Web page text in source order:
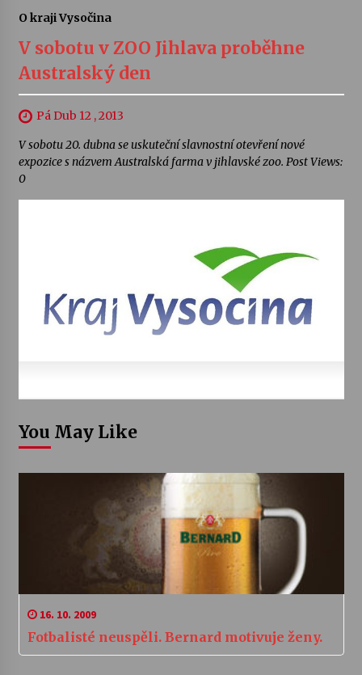
O kraji Vysočina
V sobotu v ZOO Jihlava proběhne
Australský den
Pá Dub 12 , 2013
V sobotu 20. dubna se uskuteční slavnostní otevření nové
expozice s názvem Australská farma v jihlavské zoo. Post Views:
0
You May Like
16. 10. 2009
Fotbalisté neuspěli. Bernard motivuje ženy.